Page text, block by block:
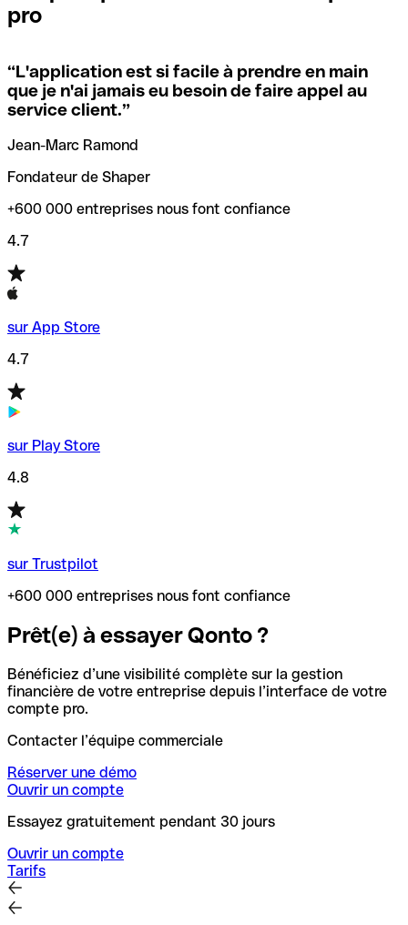
locales.
Si vous n'êtes pas sûr du code SWIFT que vous devriez
utiliser, nous avons développé un outil de recherche de
codes SWIFT par nom de banque.
vérification/recherche de codes SWIFT. Ainsi, vous pouvez
trouver et vérifier vos codes SWIFT avant de réaliser vos
transferts d’argent.
pro
“L'application est si facile à prendre en main
que je n'ai jamais eu besoin de faire appel au
service client.”
Jean-Marc Ramond
Fondateur de Shaper
+600 000 entreprises nous font confiance
4.7
sur App Store
4.7
sur Play Store
4.8
sur Trustpilot
+600 000 entreprises nous font confiance
Prêt(e) à essayer Qonto ?
Bénéficiez d’une visibilité complète sur la gestion
financière de votre entreprise depuis l’interface de votre
compte pro.
Contacter l’équipe commerciale
Réserver une démo
Ouvrir un compte
Essayez gratuitement pendant 30 jours
Ouvrir un compte
Tarifs